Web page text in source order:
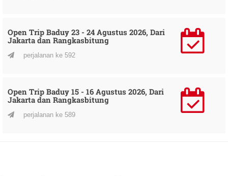
Open Trip Baduy 23 - 24 Agustus 2026, Dari
Jakarta dan Rangkasbitung
perjalanan ke 592
Open Trip Baduy 15 - 16 Agustus 2026, Dari
Jakarta dan Rangkasbitung
perjalanan ke 589